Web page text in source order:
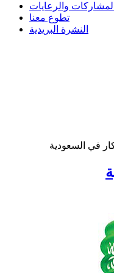
المشاركات والرعايات
تطوع معنا
النشرة البريدية
في السعودية